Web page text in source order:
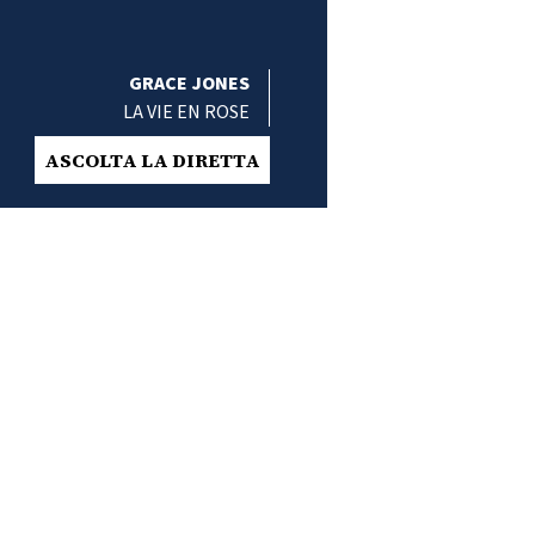
GRACE JONES
LA VIE EN ROSE
ASCOLTA LA DIRETTA